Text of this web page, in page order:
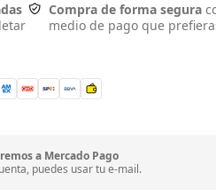
Compra de forma segura
medio de pago que
a Mercado Pago
puedes usar tu e-mail.